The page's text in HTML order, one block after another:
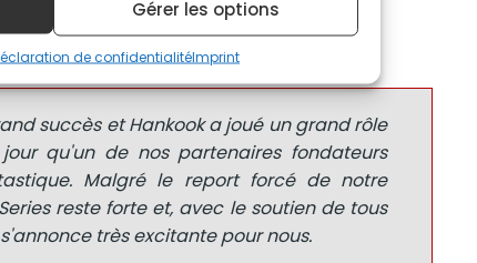
Gérer les options
de confidentialitéImprint
succès et Hankook a joué un grand rôle
qu'un de nos partenaires fondateurs
Malgré le report forcé de notre
reste forte et, avec le soutien de tous
très excitante pour nous.